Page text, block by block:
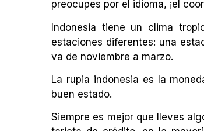
preocupes por el idioma, ¡el
Indonesia tiene un clima
estaciones diferentes: una
va de noviembre a marzo.
La rupia indonesia es la
buen estado.
Siempre es mejor que lleves